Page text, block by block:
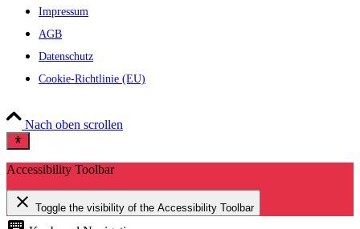
Impressum
AGB
Datenschutz
Cookie-Richtlinie (EU)
Nach oben scrollen
Accessibility Toolbar
close Toggle the visibility of the Accessibility Toolbar